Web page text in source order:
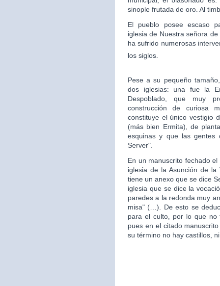
sinople frutada de oro. Al
El pueblo posee escaso
iglesia de Nuestra señora
ha sufrido numerosas
los siglos.
Pese a su pequeño
dos iglesias: una fue la
Despoblado, que muy
construcción de curiosa
constituye el único vestigio
(más bien Ermita), de
esquinas y que las gentes
Server".
En un manuscrito fechado
iglesia de la Asunción de
tiene un anexo que se dice
iglesia que se dice la
paredes a la redonda muy
misa" (…). De esto se
para el culto, por lo que no
pues en el citado
su término no hay castillos,